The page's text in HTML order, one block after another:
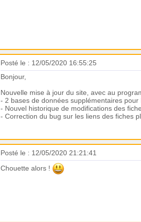
Posté le : 12/05/2020 16:55:25
Bonjour,
Nouvelle mise à jour du site, avec au
- 2 bases de données supplémentaires
- Nouvel historique de modifications des
- Correction du bug sur les liens des fiches
Posté le : 12/05/2020 21:21:41
Chouette alors !